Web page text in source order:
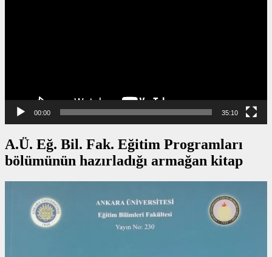
00:00 35:10
A.Ü. Eğ. Bil. Fak. Eğitim Programları
bölümünün hazırladığı armağan kitap